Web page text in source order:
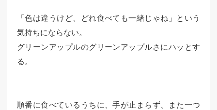
「色は違うけど、どれ食べても一緒じゃね」という
気持ちにならない。
グリーンアップルのグリーンアップルさにハッとす
る。
順番に食べているうちに、手が止まらず、また一つ